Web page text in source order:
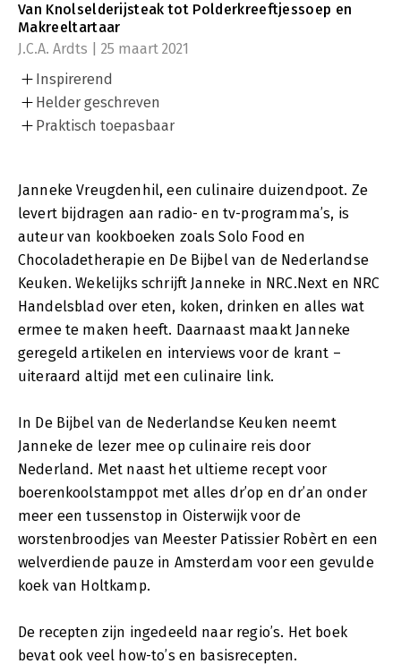
Van Knolselderijsteak tot Polderkreeftjessoep en
Makreeltartaar
J.C.A. Ardts | 25 maart 2021
Inspirerend
Helder geschreven
Praktisch toepasbaar
Janneke Vreugdenhil, een culinaire duizendpoot. Ze
levert bijdragen aan radio- en tv-programma’s, is
auteur van kookboeken zoals Solo Food en
Chocoladetherapie en De Bijbel van de Nederlandse
Keuken. Wekelijks schrijft Janneke in NRC.Next en NRC
Handelsblad over eten, koken, drinken en alles wat
ermee te maken heeft. Daarnaast maakt Janneke
geregeld artikelen en interviews voor de krant –
uiteraard altijd met een culinaire link.
In De Bijbel van de Nederlandse Keuken neemt
Janneke de lezer mee op culinaire reis door
Nederland. Met naast het ultieme recept voor
boerenkoolstamppot met alles dr’op en dr’an onder
meer een tussenstop in Oisterwijk voor de
worstenbroodjes van Meester Patissier Robèrt en een
welverdiende pauze in Amsterdam voor een gevulde
koek van Holtkamp.
De recepten zijn ingedeeld naar regio’s. Het boek
bevat ook veel how-to’s en basisrecepten.